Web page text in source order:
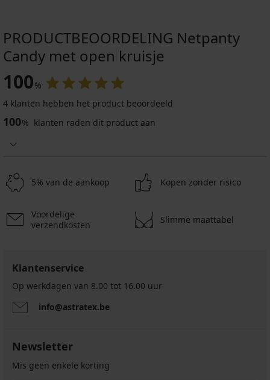
PRODUCTBEOORDELING Netpanty
Candy met open kruisje
100%
4 klanten hebben het product beoordeeld
100% klanten raden dit product aan
5% van de aankoop Kopen zonder risico
Voordelige
verzendkosten
Slimme maattabel
Klantenservice
Op werkdagen van 8.00 tot 16.00 uur
info@astratex.be
Newsletter
Mis geen enkele korting